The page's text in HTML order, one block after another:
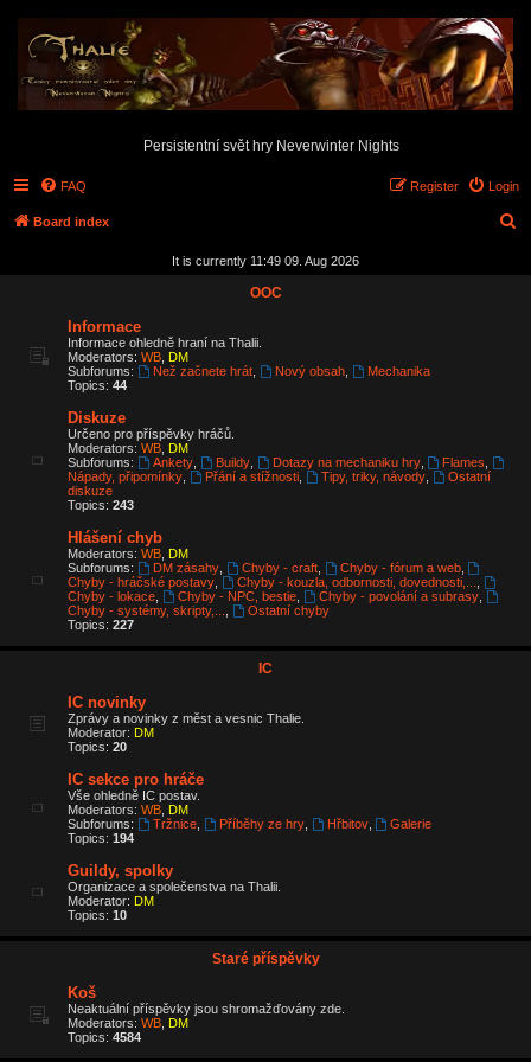
Persistentní svět hry Neverwinter Nights
FAQ Login
Register
Board index
a
It is currently 11:49 09. Aug 2026
OOC
Informace
Informace ohledně hraní na Thalii.
Moderators: WB DM
Subforums:
Než začnete hrát, Nový obsah,
Mechanika
Topics: 44
Diskuze
Určeno pro příspěvky hráčů.
Moderators: WB DM
Subforums:
Ankety, Buildy, Dotazy na mechaniku hry, Flames
Nápady, připomínky
Přání a stížnosti, Tipy, triky, návody,
Ostatní
diskuze
Topics: 243
Hlášení chyb
Moderators: WB DM
Subforums:
DM zásahy, Chyby - craft, Chyby - fórum a web,
Chyby - hráčské postavy
Chyby - kouzla, odbornosti, dovednosti,...
Chyby - lokace
Chyby - NPC, bestie, Chyby - povolání a subrasy,
Chyby - systémy, skripty,...
Ostatní chyby
Topics: 227
IC
IC novinky
Zprávy a novinky z měst a vesnic Thalie.
Moderator: DM
Topics: 20
IC sekce pro hráče
Vše ohledně IC postav.
Moderators: WB DM
Subforums:
Tržnice, Příběhy ze hry, Hřbitov,
Galerie
Topics: 194
Guildy, spolky
Organizace a společenstva na Thalii.
Moderator: DM
Topics: 10
Staré příspěvky
Koš
Neaktuální příspěvky jsou shromažďovány zde.
Moderators: WB DM
Topics: 4584